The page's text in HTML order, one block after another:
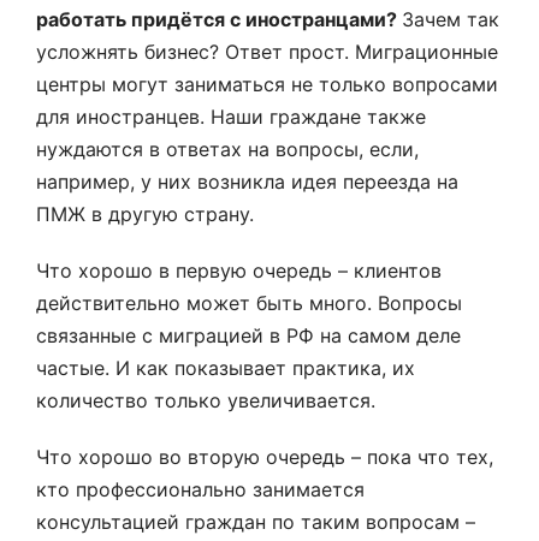
работать придётся с иностранцами? Зачем так
усложнять бизнес? Ответ прост. Миграционные
центры могут заниматься не только вопросами
для иностранцев. Наши граждане также
нуждаются в ответах на вопросы, если,
например, у них возникла идея переезда на
ПМЖ в другую страну.
Что хорошо в первую очередь – клиентов
действительно может быть много. Вопросы
связанные с миграцией в РФ на самом деле
частые. И как показывает практика, их
количество только увеличивается.
Что хорошо во вторую очередь – пока что тех,
кто профессионально занимается
консультацией граждан по таким вопросам –